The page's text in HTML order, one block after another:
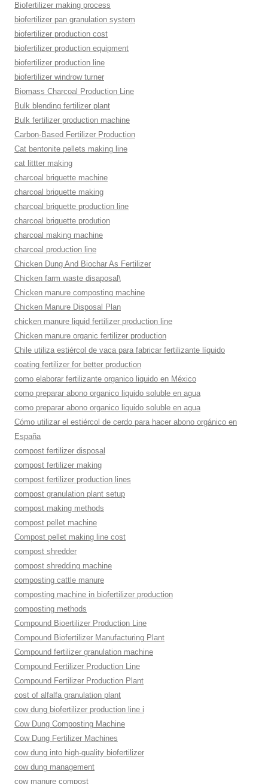
Biofertilizer making process
biofertilizer pan granulation system
biofertilizer production cost
biofertilizer production equipment
biofertilizer production line
biofertilizer windrow turner
Biomass Charcoal Production Line
Bulk blending fertilizer plant
Bulk fertilizer production machine
Carbon-Based Fertilizer Production
Cat bentonite pellets making line
cat littter making
charcoal briquette machine
charcoal briquette making
charcoal briquette production line
charcoal briquette prodution
charcoal making machine
charcoal production line
Chicken Dung And Biochar As Fertilizer
Chicken farm waste disaposal\
Chicken manure composting machine
Chicken Manure Disposal Plan
chicken manure liquid fertilizer production line
Chicken manure organic fertilizer production
Chile utiliza estiércol de vaca para fabricar fertilizante líquido
coating fertilizer for better production
como elaborar fertilizante organico liquido en México
como preparar abono organico liquido soluble en agua
como preparar abono organico liquido soluble en agua
Cómo utilizar el estiércol de cerdo para hacer abono orgánico en
España
compost fertilizer disposal
compost fertilizer making
compost fertilizer production lines
compost granulation plant setup
compost making methods
compost pellet machine
Compost pellet making line cost
compost shredder
compost shredding machine
composting cattle manure
composting machine in biofertilizer production
composting methods
Compound Bioertilizer Production Line
Compound Biofertilizer Manufacturing Plant
Compound fertilizer granulation machine
Compound Fertilizer Production Line
Compound Fertilizer Production Plant
cost of alfalfa granulation plant
cow dung biofertilizer production line i
Cow Dung Composting Machine
Cow Dung Fertilizer Machines
cow dung into high-quality biofertilizer
cow dung management
cow manure compost